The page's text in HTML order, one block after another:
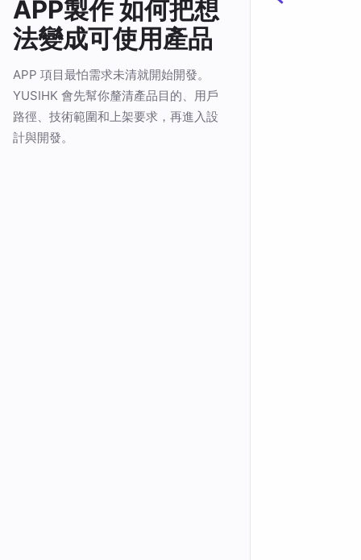
APP製作 如何把想
法變成可使用產品
APP 項目最怕需求未清就開始開發。
YUSIHK 會先幫你釐清產品目的、用戶
路徑、技術範圍和上架要求，再進入設
計與開發。